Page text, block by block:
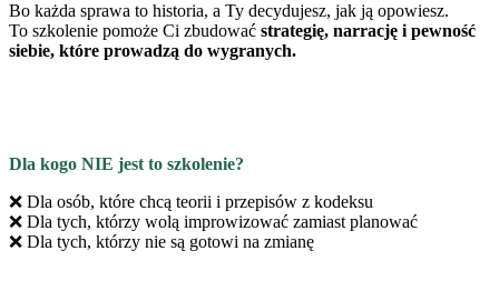
Bo każda sprawa to historia, a Ty decydujesz, jak ją opowiesz.
To szkolenie pomoże Ci zbudować strategię, narrację i pewność
siebie, które prowadzą do wygranych.
Dla kogo NIE jest to szkolenie?
❌ Dla osób, które chcą teorii i przepisów z kodeksu
❌ Dla tych, którzy wolą improwizować zamiast planować
❌ Dla tych, którzy nie są gotowi na zmianę